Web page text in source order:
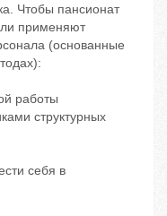
Чтобы пансионат
применяют
(основанные
работы
структурных
себя в